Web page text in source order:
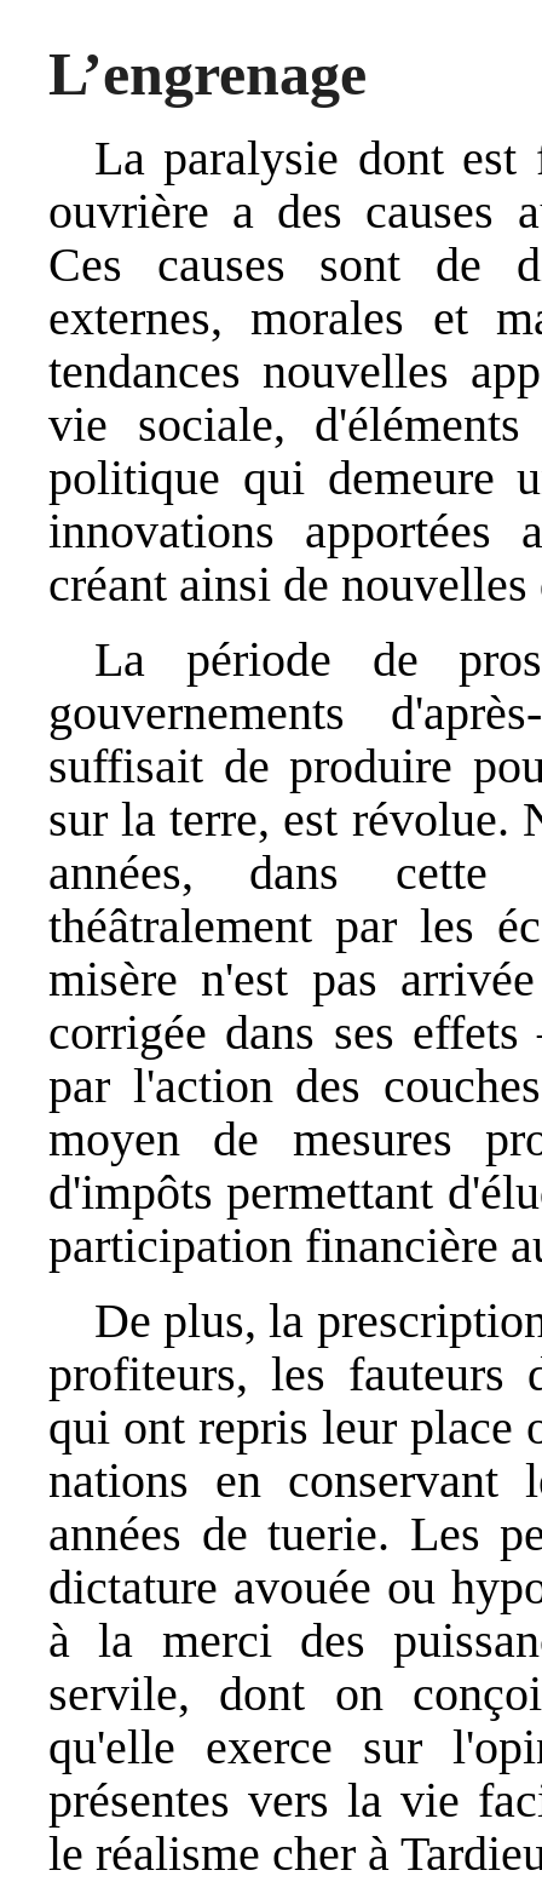
L’engrenage
La paralysie dont est
ouvrière a des causes
Ces causes sont de
externes, morales et
tendances nouvelles
vie sociale,
politique qui demeure
innovations apportées
créant ainsi de
La période de
gouvernements
suffisait de produire
sur la terre, est révolue.
années, dans
théâtralement par les
misère n'est pas
corrigée dans ses
par l'action des
moyen de mesures
d'impôts permettant
participation financière
De plus, la
profiteurs, les fauteurs
qui ont repris leur place
nations en conservant
années de tuerie. Les
dictature avouée ou
à la merci des
servile, dont on
qu'elle exerce sur
présentes vers la vie
le réalisme cher à